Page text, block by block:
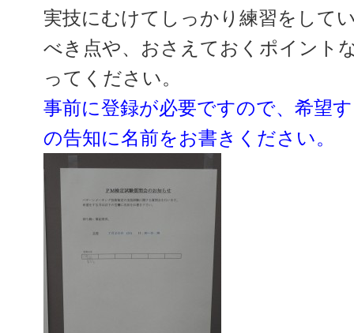
実技にむけてしっかり練習をして
べき点や、おさえておくポイント
ってください。
事前に登録が必要ですので、希望
の告知に名前をお書きください。